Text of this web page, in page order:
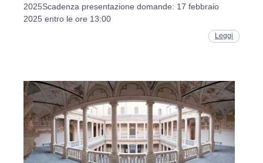
2025Scadenza presentazione domande: 17 febbraio
2025 entro le ore 13:00
Leggi